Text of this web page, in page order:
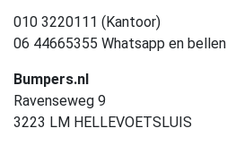
010 3220111 (Kantoor)
06 44665355 Whatsapp en bellen
Bumpers.nl
Ravenseweg 9
3223 LM HELLEVOETSLUIS